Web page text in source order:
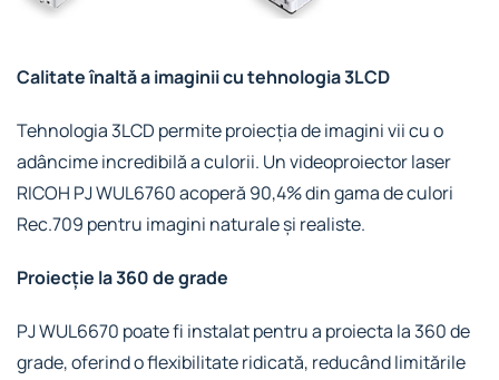
Calitate înaltă a imaginii cu tehnologia 3LCD
Tehnologia 3LCD permite proiecția de imagini vii cu o
adâncime incredibilă a culorii. Un videoproiector laser
RICOH PJ WUL6760 acoperă 90,4% din gama de culori
Rec.709 pentru imagini naturale și realiste.
Proiecție la 360 de grade
PJ WUL6670 poate fi instalat pentru a proiecta la 360 de
grade, oferind o flexibilitate ridicată, reducând limitările